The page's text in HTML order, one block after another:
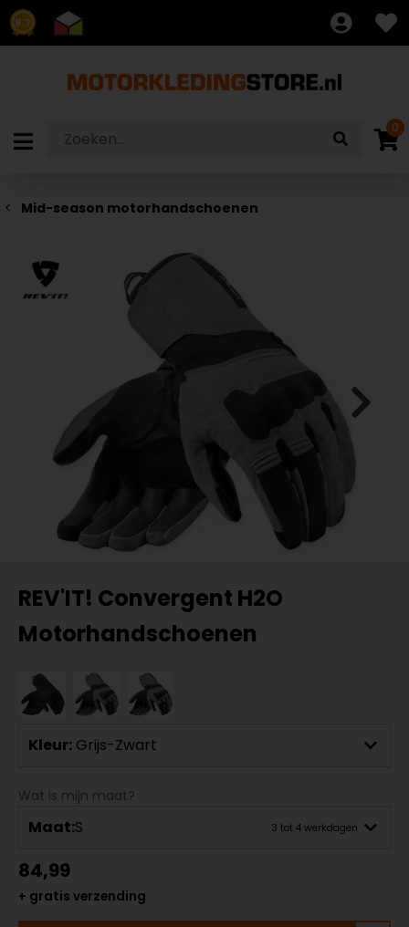
8.7
0
Mid-season motorhandschoenen
REV'IT! Convergent H2O
Motorhandschoenen
Kleur: Grijs-Zwart
Wat is mijn maat?
Maat:S 3 tot 4 werkdagen
84,99
+ gratis verzending